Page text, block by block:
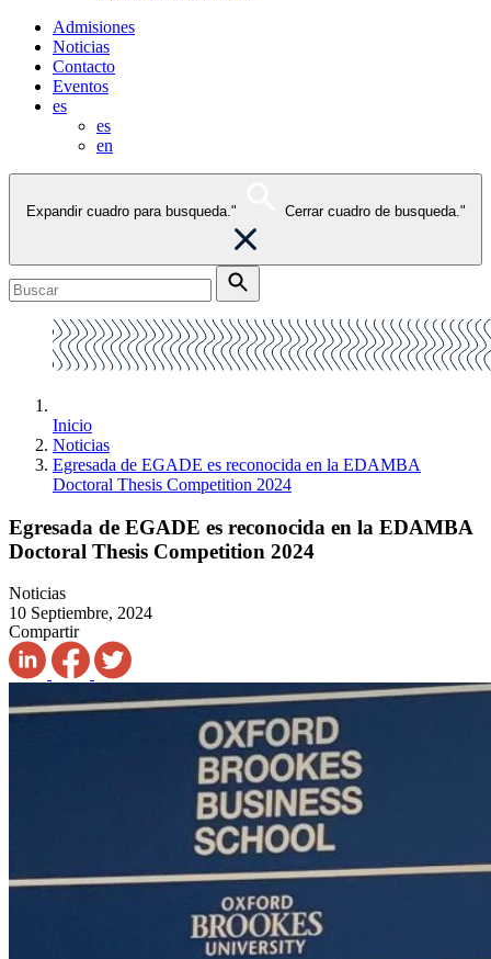
Admisiones
Noticias
Contacto
Eventos
es
es
en
Expandir cuadro para busqueda." Cerrar cuadro de busqueda."
Inicio
Noticias
Egresada de EGADE es reconocida en la EDAMBA
Doctoral Thesis Competition 2024
Egresada de EGADE es reconocida en la EDAMBA
Doctoral Thesis Competition 2024
Noticias
10 Septiembre, 2024
Compartir